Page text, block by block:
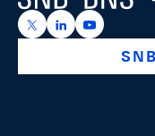
https://x.com/
https://https://